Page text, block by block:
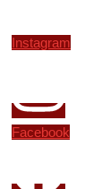
Instagram
Facebook